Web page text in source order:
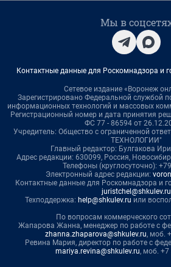
Мы в
Контактные данные для Роскомнадзора и
Сетевое издание «Воронеж
Зарегистрировано Федеральной службой
информационных технологий и массовых
Регистрационный номер и дата принятия
ФС 77 - 86594 от
Учредитель: Общество с ограниченной
ТЕХНОЛОГИИ"
Главный редактор: Булгакова
Адрес редакции: 630099, Россия,
Телефоны (круглосуточно):
Электронный адрес редакции:
Контактные данные для Роскомнадзора и
juristchel@shkulev.ru
Техподдержка: help@shkulev.ru или
По вопросам коммерческого
Жапарова Жанна, менеджер по работе с
zhanna.zhaparova@shkulev.ru, моб.
Ревина Мария, директор по работе с
mariya.revina@shkulev.ru, моб.